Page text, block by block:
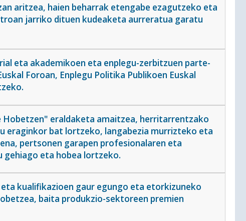
aritzea, haien beharrak etengabe ezagutzeko eta
jarriko dituen kudeaketa aurreratua garatu
eta akademikoen eta enplegu-zerbitzuen parte-
Foroan, Enplegu Politika Publikoen Euskal
Hobetzen" eraldaketa amaitzea, herritarrentzako
eraginkor bat lortzeko, langabezia murrizteko eta
pertsonen garapen profesionalaren eta
gehiago eta hobea lortzeko.
eta kualifikazioen gaur egungo eta etorkizuneko
baita produkzio-sektoreen premien